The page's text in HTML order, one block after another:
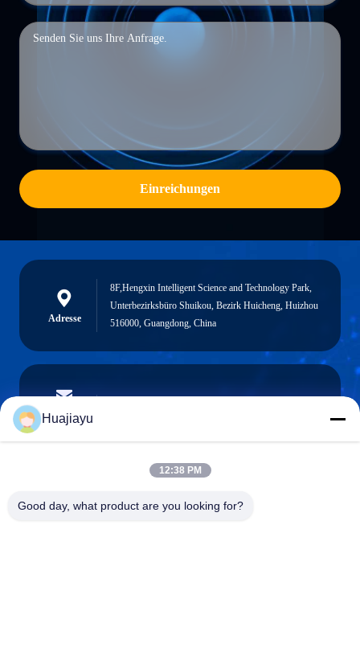
Einreichungen
Adresse
8F,Hengxin Intelligent Science and Technology Park,
Unterbezirksbüro Shuikou, Bezirk Huicheng, Huizhou
516000, Guangdong, China
E-Mail
Telefon
Huajiayu
12:38 PM
Good day, what product are you looking for?